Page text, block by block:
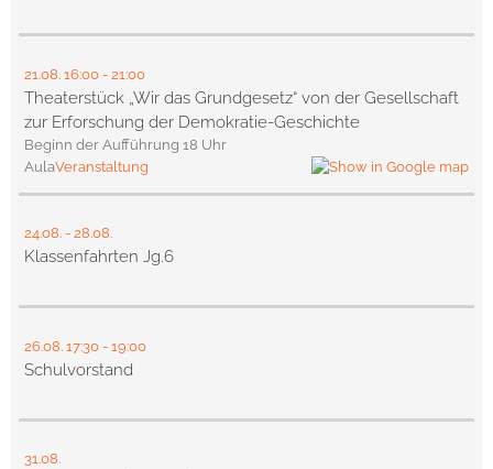
21.08. 16:00 - 21:00
Theaterstück „Wir das Grundgesetz“ von der Gesellschaft
zur Erforschung der Demokratie-Geschichte
Beginn der Aufführung 18 Uhr
AulaVeranstaltung
24.08. - 28.08.
Klassenfahrten Jg.6
26.08. 17:30 - 19:00
Schulvorstand
31.08.